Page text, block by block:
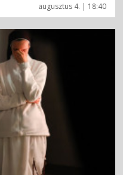
augusztus 4. | 18:40